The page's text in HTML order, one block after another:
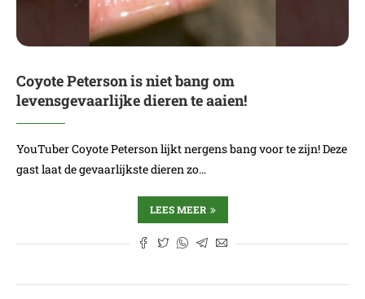
Coyote Peterson is niet bang om
levensgevaarlijke dieren te aaien!
YouTuber Coyote Peterson lijkt nergens bang voor te zijn! Deze
gast laat de gevaarlijkste dieren zo…
LEES MEER